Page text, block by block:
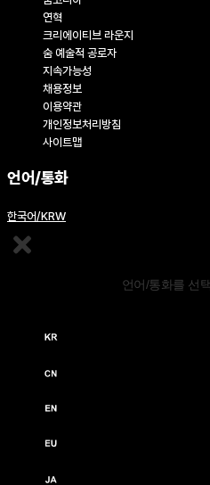
연혁
크리에이티브 라운지
숨 예술적 공로자
지속가능성
채용정보
이용약관
개인정보처리방침
사이트맵
언어/통화
한국어/KRW
언어/통화를 선